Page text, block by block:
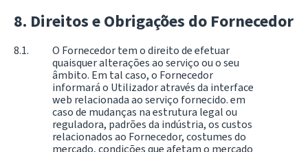
Direitos e Obrigações do Fornecedor
O Fornecedor tem o direito de efetuar
quaisquer alterações ao serviço ou o seu
âmbito. Em tal caso, o Fornecedor
informará o Utilizador através da interface
web relacionada ao serviço fornecido. em
caso de mudanças na estrutura legal ou
reguladora, padrões da indústria, os custos
relacionados ao Fornecedor, costumes do
mercado, condições que afetam o mercado